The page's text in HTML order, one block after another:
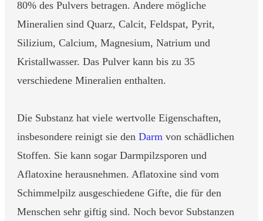
80% des Pulvers betragen. Andere mögliche
Mineralien sind Quarz, Calcit, Feldspat, Pyrit,
Silizium, Calcium, Magnesium, Natrium und
Kristallwasser. Das Pulver kann bis zu 35
verschiedene Mineralien enthalten.
Die Substanz hat viele wertvolle Eigenschaften,
insbesondere reinigt sie den Darm von schädlichen
Stoffen. Sie kann sogar Darmpilzsporen und
Aflatoxine herausnehmen. Aflatoxine sind vom
Schimmelpilz ausgeschiedene Gifte, die für den
Menschen sehr giftig sind. Noch bevor Substanzen